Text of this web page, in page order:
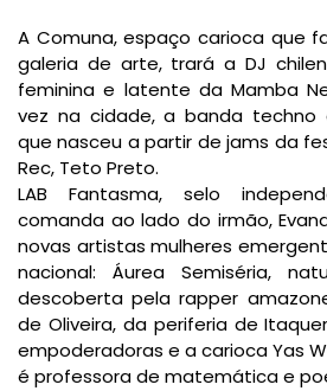
A Comuna, espaço carioca que
galeria de arte, trará a DJ
feminina e latente da Mamba
vez na cidade, a banda techno
que nasceu a partir de jams da
Rec, Teto Preto.
LAB Fantasma, selo
comanda ao lado do irmão,
novas artistas mulheres
nacional: Áurea Semiséria,
descoberta pela rapper
de Oliveira, da periferia de
empoderadoras e a carioca Yas
é professora de matemática e